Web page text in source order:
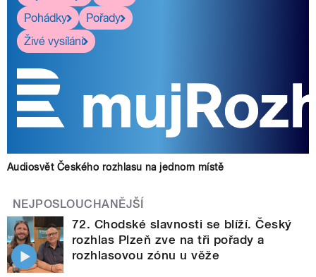
Pohádky
Pořady
Živé vysílání
Audiosvět Českého rozhlasu na jednom místě
NEJPOSLOUCHANĚJŠÍ
72. Chodské slavnosti se blíží. Český
rozhlas Plzeň zve na tři pořady a
rozhlasovou zónu u věže